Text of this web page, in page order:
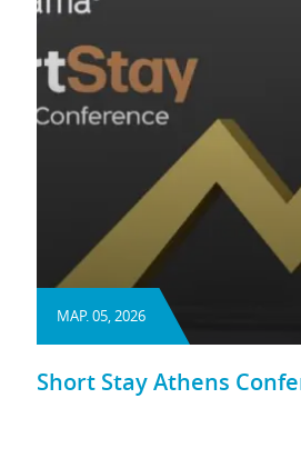
ΜΑΡ. 05, 2026
Short Stay Athens